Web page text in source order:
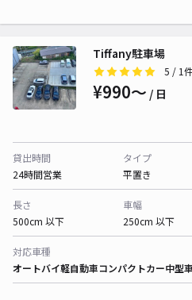
Tiffany駐車場
5 / 1
¥990〜 / 日
貸出時間
24時間営業
タイプ
平置き
長さ
500cm 以下
車幅
250cm 以下
対応車種
オートバイ軽自動車コンパクトカー中型車